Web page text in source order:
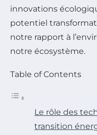
innovations
potentiel
notre rapport à
notre écosystème.
Table of Contents
Le rôle des
transition